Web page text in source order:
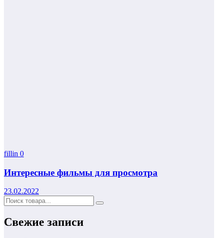
fillin 0
Интересные фильмы для просмотра
23.02.2022
Свежие записи